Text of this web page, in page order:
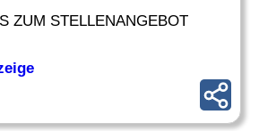
ZUM STELLENANGEBOT